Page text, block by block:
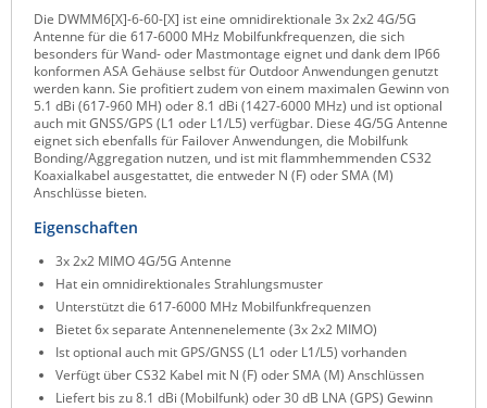
Siretta
SIRIO Antenne
Sunbird
Tactical Software
TEKTELIC
Teltonika
Unwired Networks
Vision
WATTECO
Westermo
Yuasa
ZPE Systems
Die DWMM6[X]-6-60-[X] ist eine omnidirektionale 3x 2x2 4G/5G
Antenne für die 617-6000 MHz Mobilfunkfrequenzen, die sich
besonders für Wand- oder Mastmontage eignet und dank dem IP66
konformen ASA Gehäuse selbst für Outdoor Anwendungen genutzt
werden kann. Sie profitiert zudem von einem maximalen Gewinn von
5.1 dBi (617-960 MH) oder 8.1 dBi (1427-6000 MHz) und ist optional
auch mit GNSS/GPS (L1 oder L1/L5) verfügbar. Diese 4G/5G Antenne
eignet sich ebenfalls für Failover Anwendungen, die Mobilfunk
Bonding/Aggregation nutzen, und ist mit flammhemmenden CS32
Koaxialkabel ausgestattet, die entweder N (F) oder SMA (M)
Anschlüsse bieten.
Eigenschaften
3x 2x2 MIMO 4G/5G Antenne
Hat ein omnidirektionales Strahlungsmuster
Unterstützt die 617-6000 MHz Mobilfunkfrequenzen
Bietet 6x separate Antennenelemente (3x 2x2 MIMO)
Ist optional auch mit GPS/GNSS (L1 oder L1/L5) vorhanden
Verfügt über CS32 Kabel mit N (F) oder SMA (M) Anschlüssen
Liefert bis zu 8.1 dBi (Mobilfunk) oder 30 dB LNA (GPS) Gewinn